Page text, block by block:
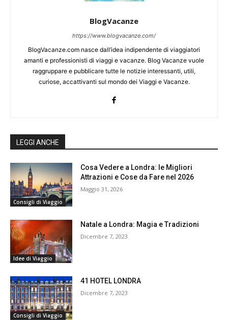
BlogVacanze
https://www.blogvacanze.com/
BlogVacanze.com nasce dall’idea indipendente di viaggiatori
amanti e professionisti di viaggi e vacanze. Blog Vacanze vuole
raggruppare e pubblicare tutte le notizie interessanti, utili,
curiose, accattivanti sul mondo dei Viaggi e Vacanze.
LEGGI ANCHE
Consigli di Viaggio
Cosa Vedere a Londra: le Migliori
Attrazioni e Cose da Fare nel 2026
Maggio 31, 2026
Idee di Viaggio
Natale a Londra: Magia e Tradizioni
Dicembre 7, 2023
Consigli di Viaggio
41 HOTEL LONDRA
Dicembre 7, 2023